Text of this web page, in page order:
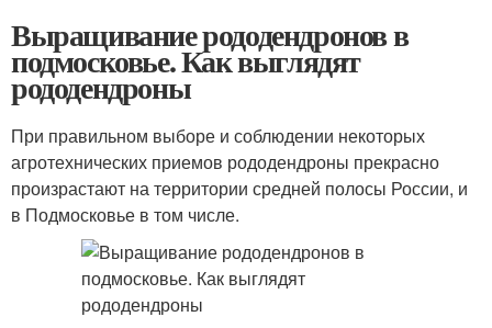
Выращивание рододендронов в
подмосковье. Как выглядят
рододендроны
При правильном выборе и соблюдении некоторых
агротехнических приемов рододендроны прекрасно
произрастают на территории средней полосы России, и
в Подмосковье в том числе.